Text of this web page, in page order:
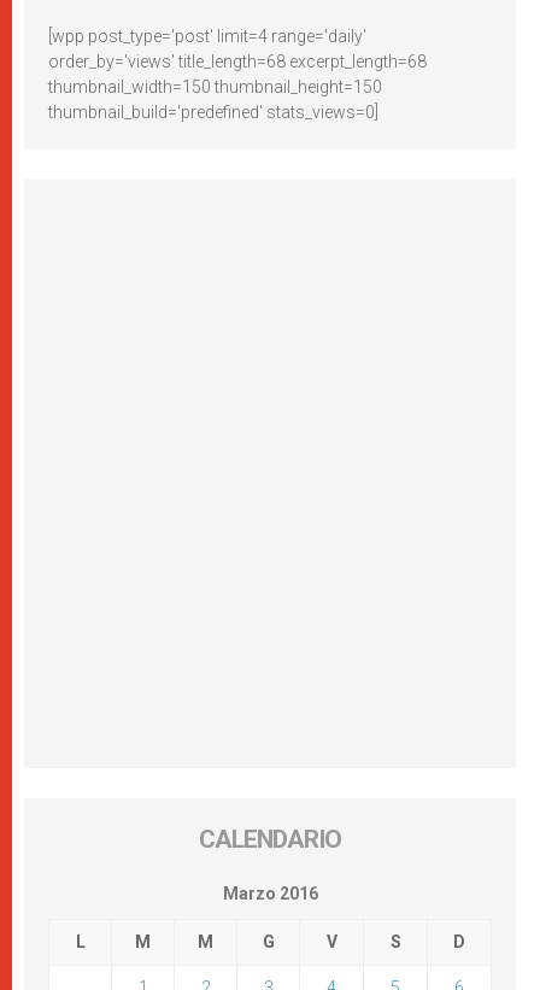
[wpp post_type='post' limit=4 range='daily'
order_by='views' title_length=68 excerpt_length=68
thumbnail_width=150 thumbnail_height=150
thumbnail_build='predefined' stats_views=0]
CALENDARIO
Marzo 2016
L M M G V S D